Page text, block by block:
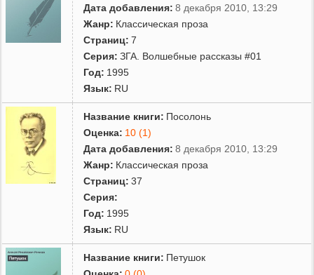
Дата добавления: 8 декабря 2010, 13:29
Жанр: Классическая проза
Страниц: 7
Серия: ЗГА. Волшебные рассказы #01
Год: 1995
Язык: RU
Название книги: Посолонь
Оценка: 10 (1)
Дата добавления: 8 декабря 2010, 13:29
Жанр: Классическая проза
Страниц: 37
Серия:
Год: 1995
Язык: RU
Название книги: Петушок